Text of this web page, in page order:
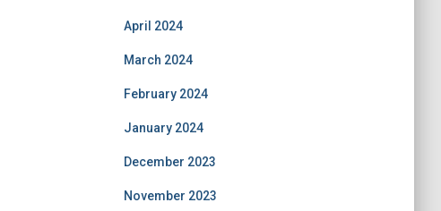
April 2024
March 2024
February 2024
January 2024
December 2023
November 2023